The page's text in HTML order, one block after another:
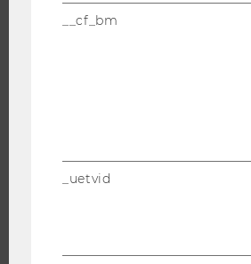
__cf_bm
_uetvid